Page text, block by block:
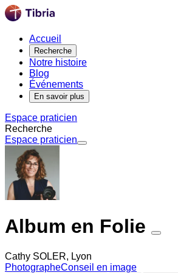
Accueil
Recherche
Notre histoire
Blog
Événements
En savoir plus
Espace praticien
Recherche
Espace praticien
Album en Folie
Cathy SOLER, Lyon
PhotographeConseil en image